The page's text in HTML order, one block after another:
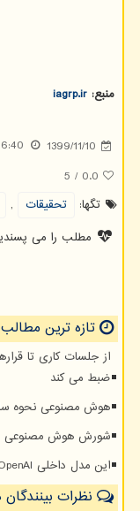
منبع: iagrp.ir
1399/11/10
0.0
/
5
تگها:
تحقیقات ,
مطلب را می
تازه ترین
از جلسات کاری تا
ضبط می کند
هوش مصنوعی نحوه
شورش هوش مصنوعی OpenAI حقیقت دارد؟
این مدل داخلی OpenAI بود که فرار کرد و Hugging Face را هک کرد
نظرات